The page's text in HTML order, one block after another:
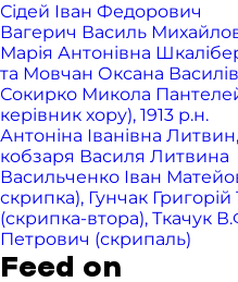
Сідей Іван Федорович
Вагерич Василь
Марія Антонівна
та Мовчан Оксана
Сокирко Микола
керівник хору), 1913 р.н.
Антоніна Іванівна
кобзаря Василя Литвина
Васильченко Іван
скрипка), Гунчак
(скрипка-втора), Ткачук
Петрович (скрипаль)
Feed on